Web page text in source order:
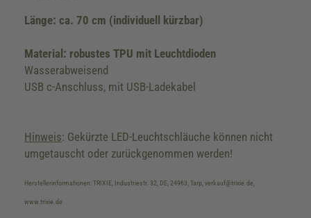
Länge: ca. 70 cm (individuell kürzbar)
Material: robustes TPU mit Leuchtdioden
Wasserabweisend
USB c-Anschluss, mit USB-Ladekabel
Hinweis: Gekürzte LED-Leuchtschläuche können nicht
umgetauscht oder zurückgenommen werden!
Herstellerinformationen: TRIXIE, Industriestr. 32, DE, 24963, Tarp, verkauf@trixie.de,
www.trixie.de